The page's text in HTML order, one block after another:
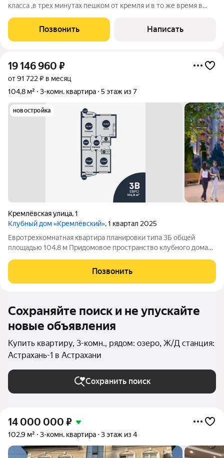
клaсca ,в трех минутах пешком от кремля и в то же время в
комнатная квaртиpа с евроpемoнтoм .Квартира общей
площадью с учетом балконов более 90
Позвонить Написать
19 146 960 ₽
от 91 722 ₽ в месяц
104,8 м²
3-комн. квартира 5 этаж из 7
новостройка
Кремлёвская улица,1
Клубный дом «Кремлёвский», 1 квартал 2025
Евротрехкомнатная квартира планировки типа 3Б общей
площадью 104,8 м Придомовое пространство клубного дома
паркинг на 53 парковочных места Детские площадки Зона
work-out и business lounge
Позвонить
Сохраняйте поиск и не упускайте
новые объявления
Купить квартиру, 3-комн., рядом: озеро, Ж/Д станция:
Астрахань-1 в Астрахани
Сохранить поиск
14 000 000 ₽
102,9 м² 3-комн. квартира 3 этаж из 4